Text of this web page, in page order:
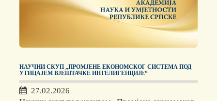
НАУЧНИ СКУП „ПРОМЈЕНЕ ЕКОНОМСКОГ СИСТЕМА ПОД
УТИЦАЈЕМ ВЈЕШТАЧКЕ ИНТЕЛИГЕНЦИЈЕ“
27.02.2026